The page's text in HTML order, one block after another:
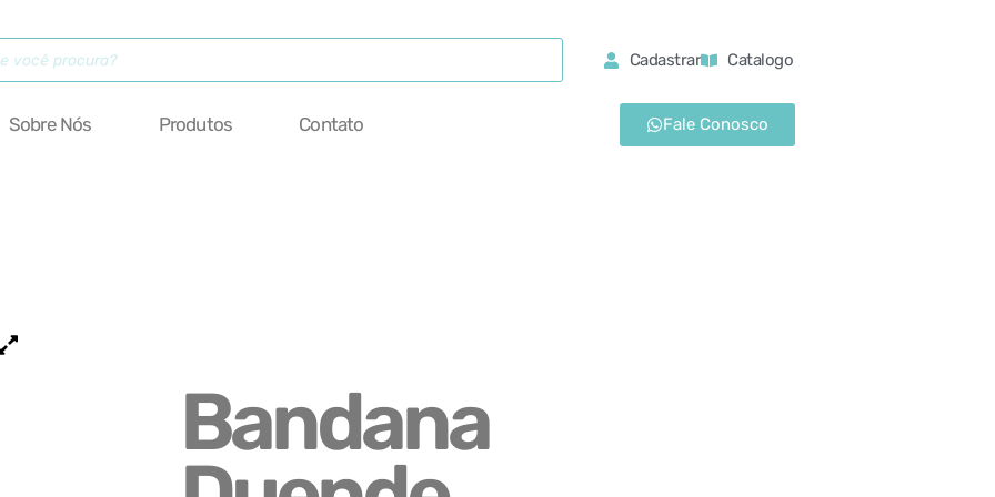
Cadastrar Catalogo
Sobre Nós Produtos Contato Fale Conosco
Bandana